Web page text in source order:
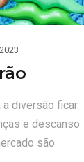
a diversão ficar
e descanso
são